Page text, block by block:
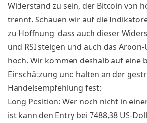
Widerstand zu sein, der Bitcoin von
trennt. Schauen wir auf die
zu Hoffnung, dass auch dieser
und RSI steigen und auch das Aroon-
hoch. Wir kommen deshalb auf eine
Einschätzung und halten an der
Handelsempfehlung fest:
Long Position: Wer noch nicht in
ist kann den Entry bei 7488,38 US-